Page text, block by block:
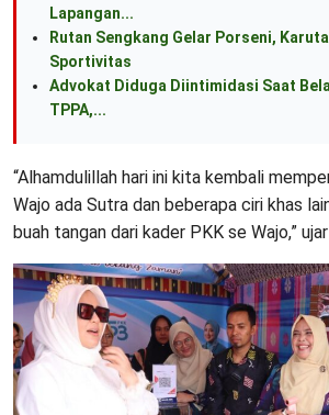
Lapangan...
Rutan Sengkang Gelar Porseni,
Sportivitas
Advokat Diduga Diintimidasi Saat Bela
TPPA,...
“Alhamdulillah hari ini kita kembali
Wajo ada Sutra dan beberapa ciri khas
buah tangan dari kader PKK se Wajo,”